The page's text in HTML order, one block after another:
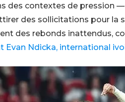
des contextes de pression
des sollicitations pour la
des rebonds inattendus,
Evan Ndicka, international